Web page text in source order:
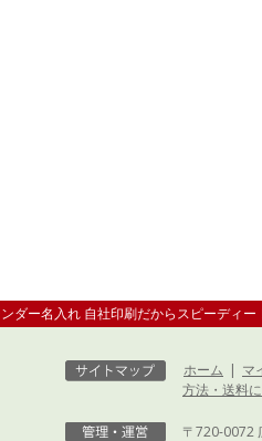
ダー名入れ 自社印刷だからスピーディー
ホーム | マ
方法・送料
〒720-0072